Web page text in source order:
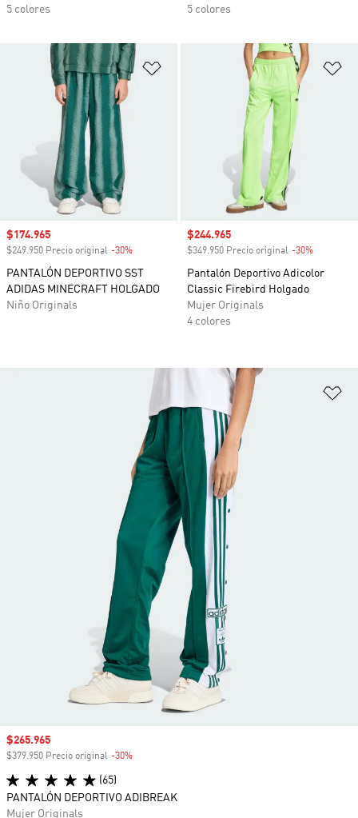
5 colores
5 colores
Añadir a la lista de deseos
Precio de venta
$174.965
$249.950 Precio original -30%
PANTALÓN DEPORTIVO SST
ADIDAS MINECRAFT HOLGADO
Niño Originals
Precio de venta
$244.965
$349.950 Precio original -30%
Pantalón Deportivo Adicolor
Classic Firebird Holgado
Mujer Originals
4 colores
Precio de venta
$265.965
$379.950 Precio original -30%
(65)
PANTALÓN DEPORTIVO ADIBREAK
Mujer Originals